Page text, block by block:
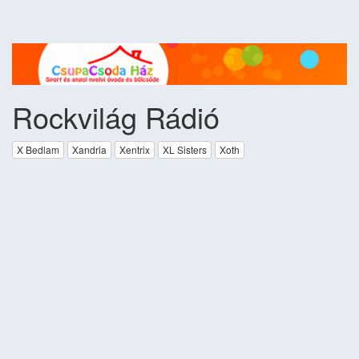
Rockvilág Rádió
X Bedlam Xandria Xentrix XL Sisters Xoth